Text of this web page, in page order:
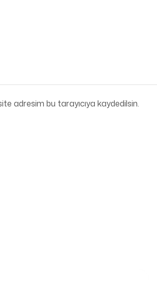
adresim bu tarayıcıya kaydedilsin.